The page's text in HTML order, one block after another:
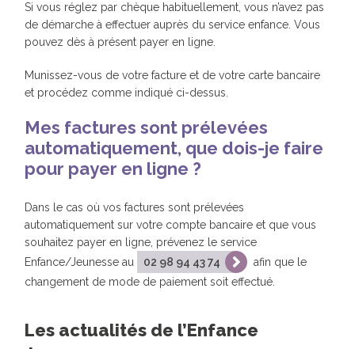
Si vous réglez par chèque habituellement, vous n’avez pas
de démarche à effectuer auprès du service enfance. Vous
pouvez dès à présent payer en ligne.
Munissez-vous de votre facture et de votre carte bancaire
et procédez comme indiqué ci-dessus.
Mes factures sont prélevées
automatiquement, que dois-je faire
pour payer en ligne ?
Dans le cas où vos factures sont prélevées
automatiquement sur votre compte bancaire et que vous
souhaitez payer en ligne, prévenez le service
Enfance/Jeunesse au
02 98 94 43 74
afin que le
changement de mode de paiement soit effectué.
Les actualités de l’Enfance